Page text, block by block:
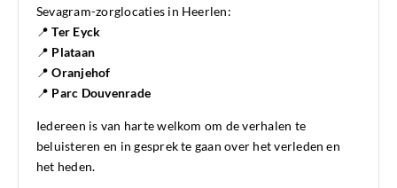
Sevagram-zorglocaties in Heerlen:
📍Ter Eyck
📍 Plataan
📍Oranjehof
📍 Parc Douvenrade
Iedereen is van harte welkom om de verhalen te
beluisteren en in gesprek te gaan over het verleden en
het heden.